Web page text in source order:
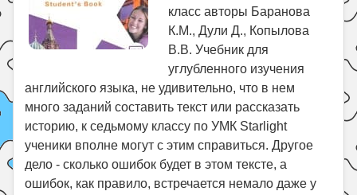
класс авторы Баранова
К.М., Дули Д., Копылова
В.В. Учебник для
углубленного изучения
английского языка, не удивительно, что в нем
много заданий составить текст или рассказать
историю, к седьмому классу по УМК Starlight
ученики вполне могут с этим справиться. Другое
дело - сколько ошибок будет в этом тексте, а
ошибок, как правило, встречается немало даже у